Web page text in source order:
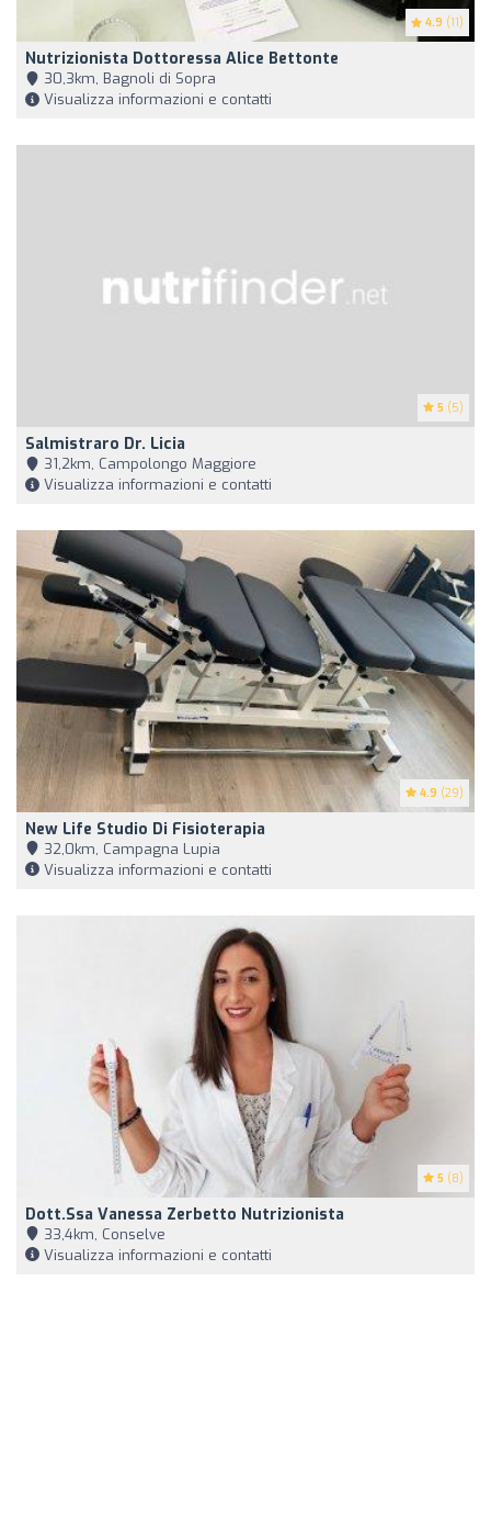
4.9 (11)
Nutrizionista Dottoressa Alice Bettonte
30,3km, Bagnoli di Sopra
Visualizza informazioni e contatti
5 (5)
Salmistraro Dr. Licia
31,2km, Campolongo Maggiore
Visualizza informazioni e contatti
4.9 (29)
New Life Studio Di Fisioterapia
32,0km, Campagna Lupia
Visualizza informazioni e contatti
5 (8)
Dott.ssa Vanessa Zerbetto Nutrizionista
33,4km, Conselve
Visualizza informazioni e contatti